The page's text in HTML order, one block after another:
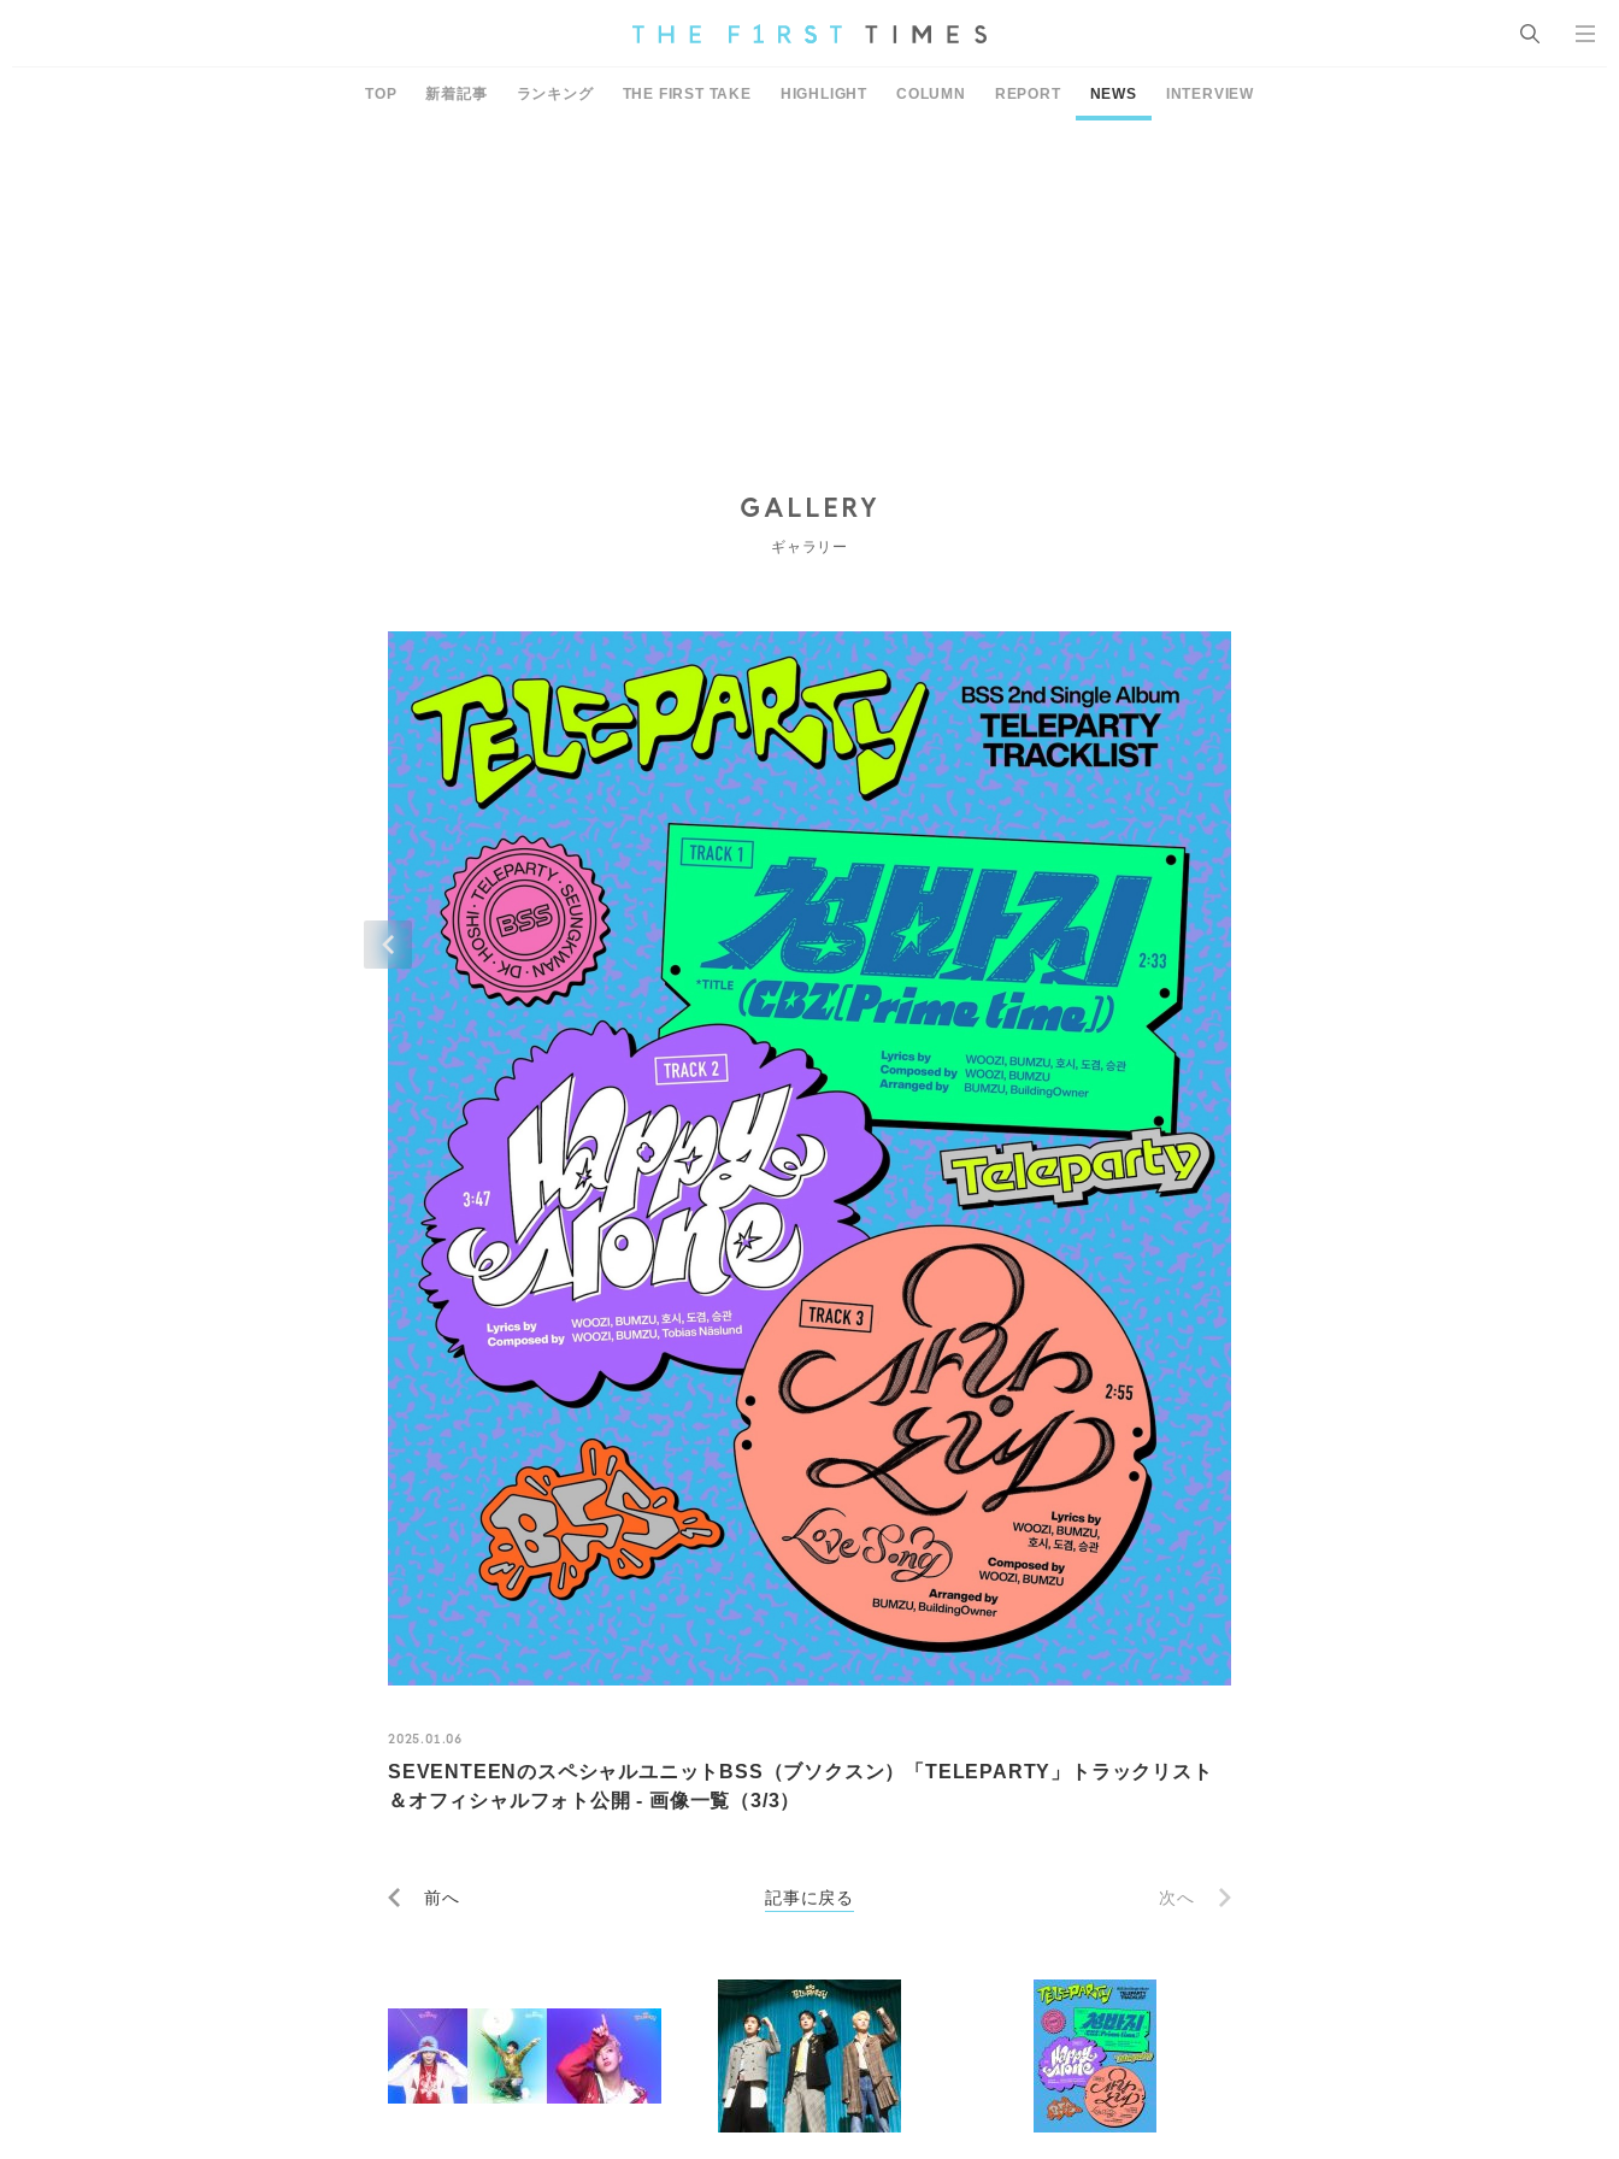
TOP 新着記事 ランキング THE FIRST TAKE HIGHLIGHT COLUMN REPORT NEWS INTERVIEW
GALLERY
ギャラリー
2025.01.06
SEVENTEENのスペシャルユニットBSS（ブソクスン）「TELEPARTY」トラックリスト
＆オフィシャルフォト公開 - 画像一覧（3/3）
前へ 記事に戻る 次へ